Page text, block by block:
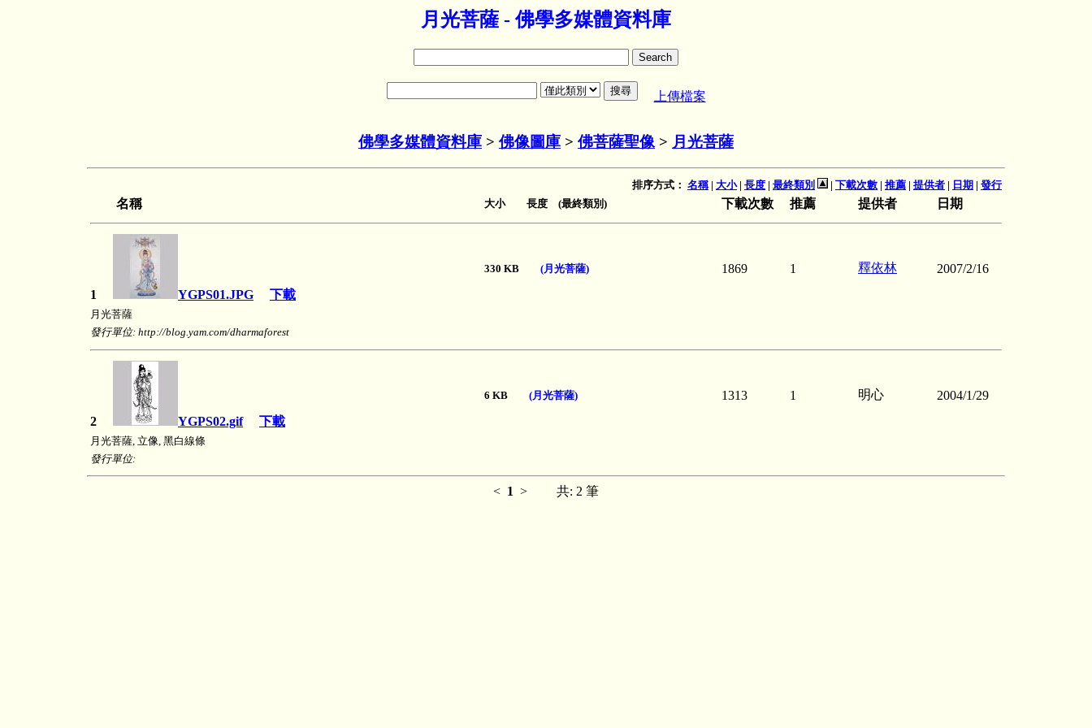
月光菩薩 - 佛學多媒體資料庫
上傳檔案
佛學多媒體資料庫 > 佛像圖庫 > 佛菩薩聖像 > 月光菩薩
排序方式： 名稱| 大小| 長度 | 最終類別 | 下載次數 | 推薦 | 提供者 | 日期 | 發行
名稱 大小 長度 (最終類別) 下載次數 推薦 提供者 日期
1 YGPS01.JPG 下載
330 KB (月光菩薩) 1869 1 釋依林 2007/2/16
月光菩薩
發行單位: http://blog.yam.com/dharmaforest
2 YGPS02.gif 下載
6 KB (月光菩薩) 1313 1 明心 2004/1/29
月光菩薩, 立像, 黑白線條
發行單位:
< 1 > 共: 2 筆